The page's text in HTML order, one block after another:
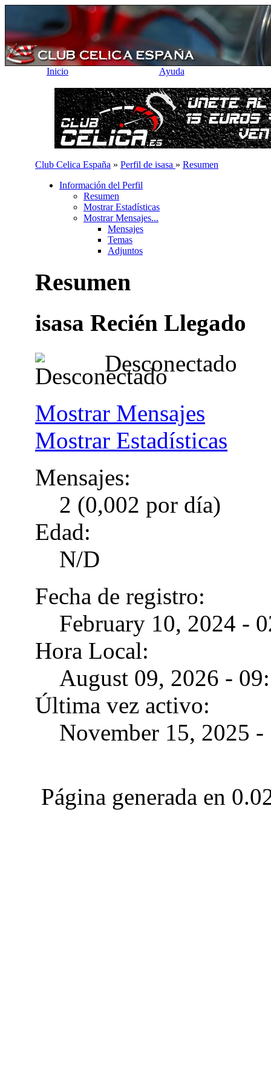
Inicio Ayuda
Club Celica España » Perfil de isasa » Resumen
Información del Perfil
Resumen
Mostrar Estadísticas
Mostrar Mensajes...
Mensajes
Temas
Adjuntos
Resumen
isasa Recién Llegado
Desconectado
Mostrar Mensajes
Mostrar Estadísticas
Mensajes:
2 (0,002 por día)
Edad:
N/D
Fecha de registro:
February 10, 2024 -
Hora Local:
August 09, 2026 -
Última vez activo:
November 15, 2025
Página generada en